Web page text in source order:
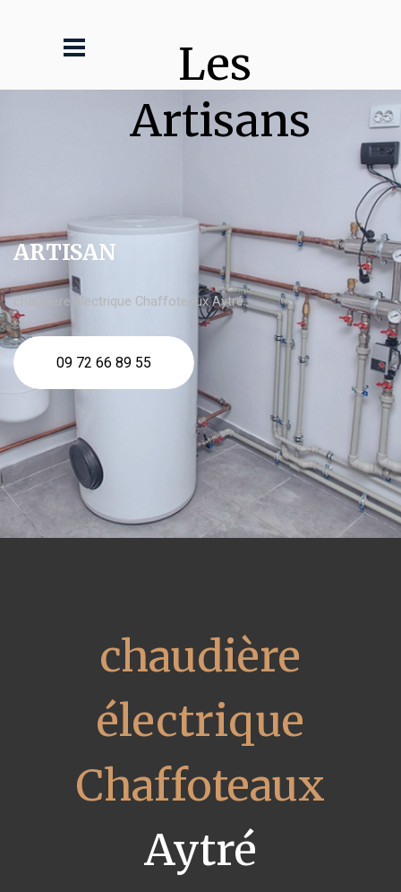
Les
Artisans
ARTISAN
chaudière électrique Chaffoteaux Aytré
09 72 66 89 55
chaudière
électrique
Chaffoteaux
Aytré